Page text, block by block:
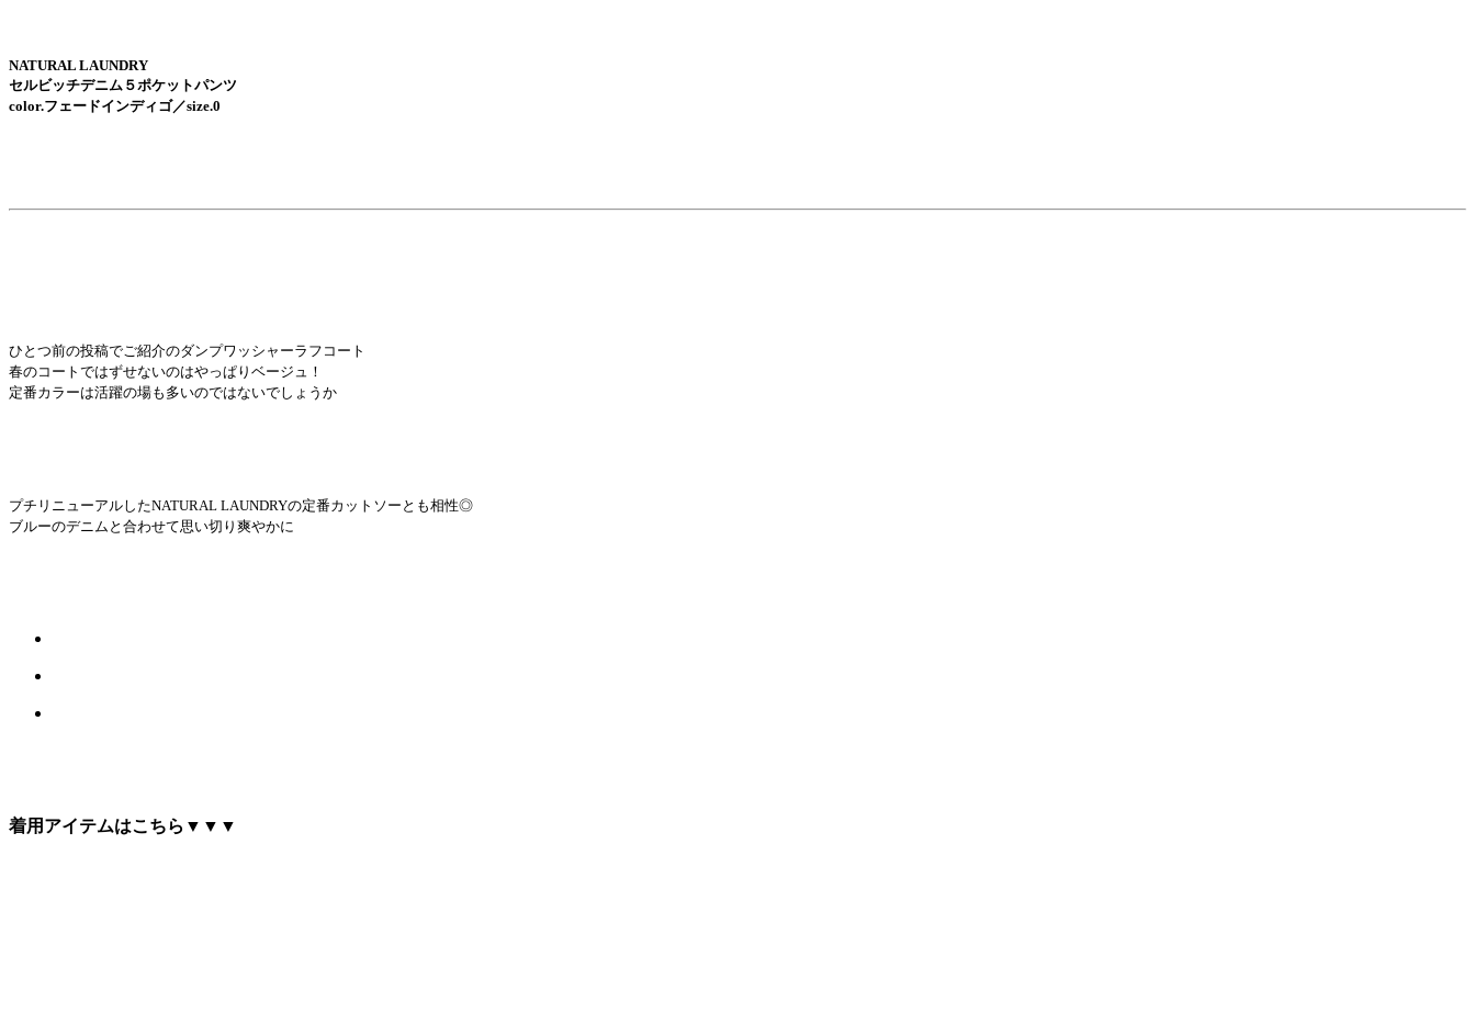
NATURAL LAUNDRY
セルビッチデニム５ポケットパンツ
color.フェードインディゴ／size.0
ひとつ前の投稿でご紹介のダンプワッシャーラフコート
春のコートではずせないのはやっぱりベージュ！
定番カラーは活躍の場も多いのではないでしょうか
プチリニューアルしたNATURAL LAUNDRYの定番カットソーとも相性◎
ブルーのデニムと合わせて思い切り爽やかに
着用アイテムはこちら▼▼▼